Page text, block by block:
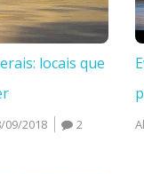
locais que
09/2018 2